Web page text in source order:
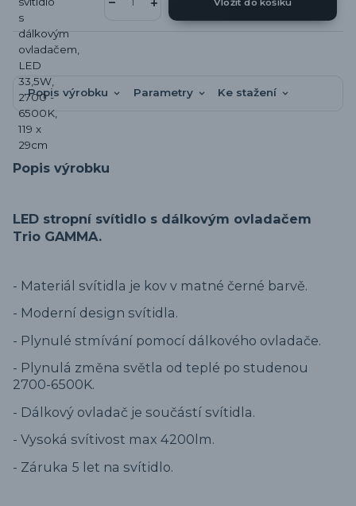
Vložit do košíku
Popis výrobku Parametry Ke stažení
Popis výrobku
LED stropní svítidlo s dálkovým ovladačem
Trio GAMMA.
- Materiál svítidla je kov v matné černé barvě.
- Moderní design svítidla.
- Plynulé stmívání pomocí dálkového ovladače.
- Plynulá změna světla od teplé po studenou
2700-6500K.
- Dálkový ovladač je součástí svítidla.
- Vysoká svítivost max 4200lm.
- Záruka 5 let na svítidlo.